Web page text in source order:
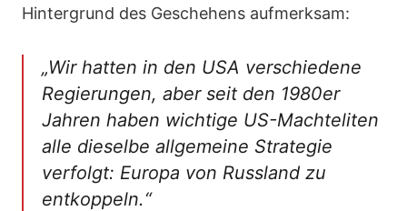
Hintergrund des Geschehens aufmerksam:
„Wir hatten in den USA verschiedene
Regierungen, aber seit den 1980er
Jahren haben wichtige US-Machteliten
alle dieselbe allgemeine Strategie
verfolgt: Europa von Russland zu
entkoppeln.“